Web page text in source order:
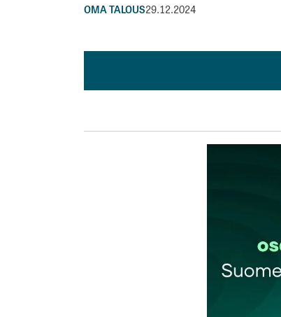
OMA TALOUS29.12.2024
30.12.2024 at 01:45